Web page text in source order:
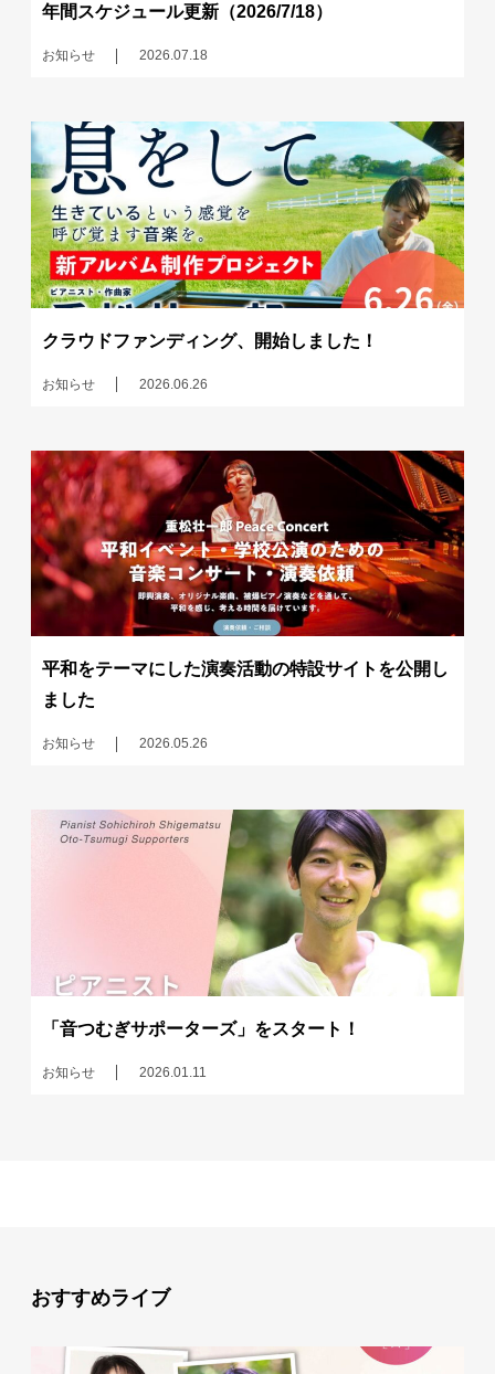
年間スケジュール更新（2026/7/18）
お知らせ 2026.07.18
クラウドファンディング、開始しました！
お知らせ 2026.06.26
平和をテーマにした演奏活動の特設サイトを公開し
ました
お知らせ 2026.05.26
「音つむぎサポーターズ」をスタート！
お知らせ 2026.01.11
おすすめライブ